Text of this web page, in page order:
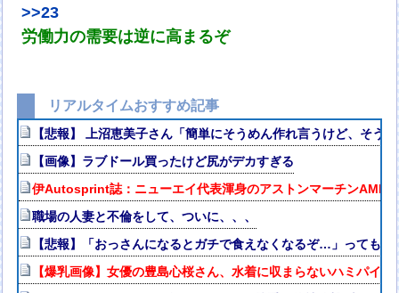
>>23
労働力の需要は逆に高まるぞ
リアルタイムおすすめ記事
【悲報】 上沼恵美子さん「簡単にそうめん作れ言うけど、そう
【画像】ラブドール買ったけど尻がデカすぎる
伊Autosprint誌：ニューエイ代表渾身のアストンマーチン
職場の人妻と不倫をして、ついに、、、
【悲報】「おっさんになるとガチで食えなくなるぞ…」ってもの
【爆乳画像】女優の豊島心桜さん、水着に収まらないハミパイ